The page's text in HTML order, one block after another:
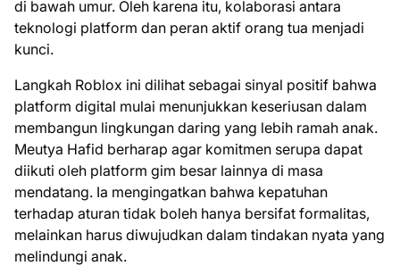
di bawah umur. Oleh karena itu, kolaborasi antara
teknologi platform dan peran aktif orang tua menjadi
kunci.
Langkah Roblox ini dilihat sebagai sinyal positif bahwa
platform digital mulai menunjukkan keseriusan dalam
membangun lingkungan daring yang lebih ramah anak.
Meutya Hafid berharap agar komitmen serupa dapat
diikuti oleh platform gim besar lainnya di masa
mendatang. Ia mengingatkan bahwa kepatuhan
terhadap aturan tidak boleh hanya bersifat formalitas,
melainkan harus diwujudkan dalam tindakan nyata yang
melindungi anak.